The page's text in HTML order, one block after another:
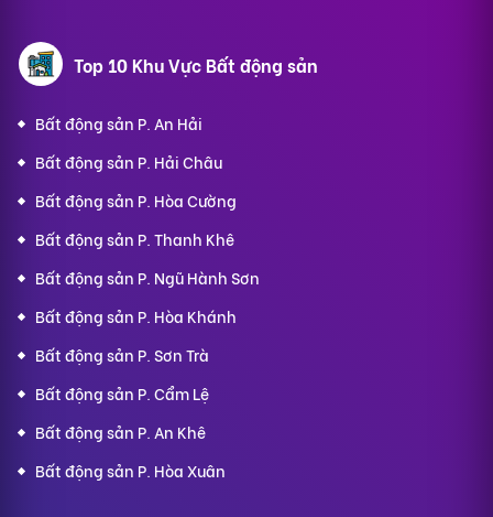
Top 10 Khu Vực Bất động sản
Bất động sản P. An Hải
Bất động sản P. Hải Châu
Bất động sản P. Hòa Cường
Bất động sản P. Thanh Khê
Bất động sản P. Ngũ Hành Sơn
Bất động sản P. Hòa Khánh
Bất động sản P. Sơn Trà
Bất động sản P. Cẩm Lệ
Bất động sản P. An Khê
Bất động sản P. Hòa Xuân